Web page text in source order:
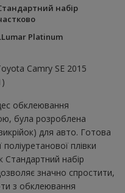
набір
Platinum
Camry SE 2015
обклеювання
була розроблена
для авто. Готова
плівки
набір
значно спростити,
з обклеювання